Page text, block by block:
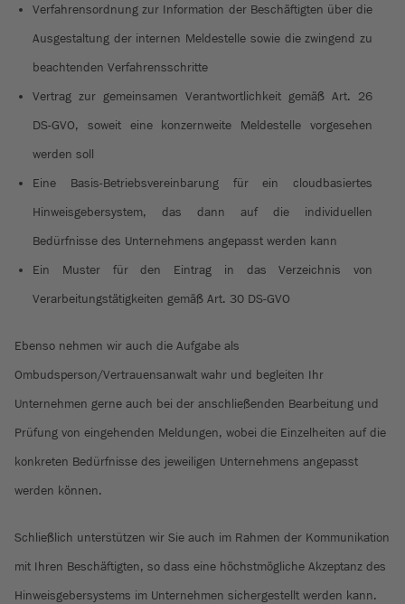
Verfahrensordnung zur Information der Beschäftigten über die
Ausgestaltung der internen Meldestelle sowie die zwingend zu
beachtenden Verfahrensschritte
Vertrag zur gemeinsamen Verantwortlichkeit gemäß Art. 26
DS-GVO, soweit eine konzernweite Meldestelle vorgesehen
werden soll
Eine Basis-Betriebsvereinbarung für ein cloudbasiertes
Hinweisgebersystem, das dann auf die individuellen
Bedürfnisse des Unternehmens angepasst werden kann
Ein Muster für den Eintrag in das Verzeichnis von
Verarbeitungstätigkeiten gemäß Art. 30 DS-GVO
Ebenso nehmen wir auch die Aufgabe als
Ombudsperson/Vertrauensanwalt wahr und begleiten Ihr
Unternehmen gerne auch bei der anschließenden Bearbeitung und
Prüfung von eingehenden Meldungen, wobei die Einzelheiten auf die
konkreten Bedürfnisse des jeweiligen Unternehmens angepasst
werden können.
Schließlich unterstützen wir Sie auch im Rahmen der Kommunikation
mit Ihren Beschäftigten, so dass eine höchstmögliche Akzeptanz des
Hinweisgebersystems im Unternehmen sichergestellt werden kann.